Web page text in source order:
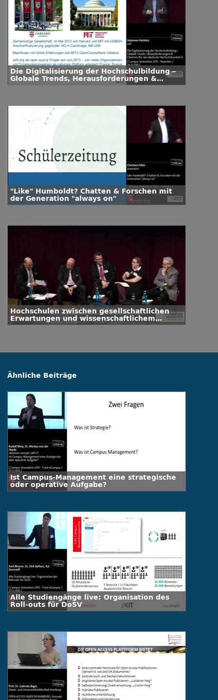
Die Digitalisierung der Hochschulbildung –
Globale Trends, Herausforderungen &
"Like" Humboldt? Chatten & Forschen mit
der Generation "always on"
Hochschulen zwischen gesellschaftlichen
Erwartungen und wissenschaftlichem
Selbstverständnis
Ähnliche Beiträge
Ist Campus-Management eine strategische
oder operative Aufgabe?
Alle Studiengänge live: Organisation des
Roll-outs für DoSV